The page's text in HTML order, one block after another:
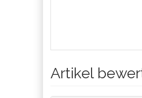
Artikel